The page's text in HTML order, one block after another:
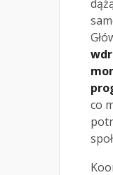
co